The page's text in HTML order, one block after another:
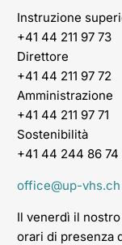
Instruzione
+41 44 211 97 73
Direttore
+41 44 211 97 72
Amministrazione
+41 44 211 97 71
Sostenibilità
+41 44 244 86 74
office@up-vhs.ch
Il venerdì il
orari di presenza